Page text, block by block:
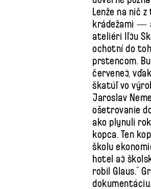
Lenže na nič
krádežami —
ateliéri Iľju
ochotní do
prstencom.
červenej,
škatúľ vo
Jaroslav
ošetrovanie
ako plynuli
kopca. Ten
školu
hotel aj
robil Glaus.“
dokumentáciu.